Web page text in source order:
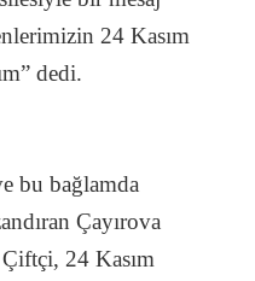
24 Kasım
dedi.
bu bağlamda
Çayırova
24 Kasım